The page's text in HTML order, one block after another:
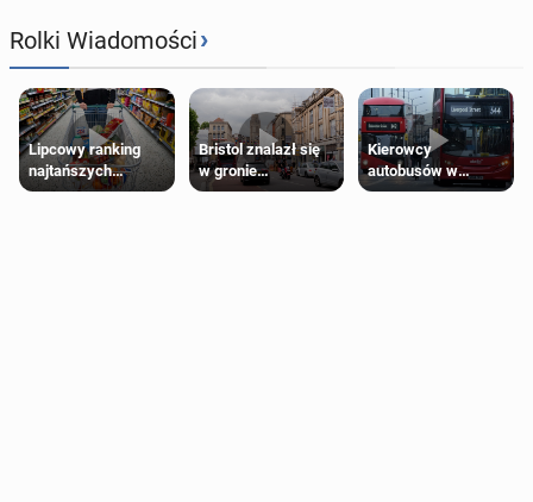
Rolki Wiadomości›
Lipcowy ranking
najtańszych
supermarketów
Bristol znalazł się
w gronie
najlepszych
Kierowcy
autobusów w
Londynie